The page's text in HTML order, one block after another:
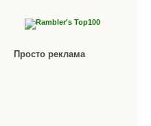
Просто реклама